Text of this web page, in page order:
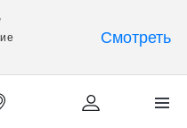
Смотреть